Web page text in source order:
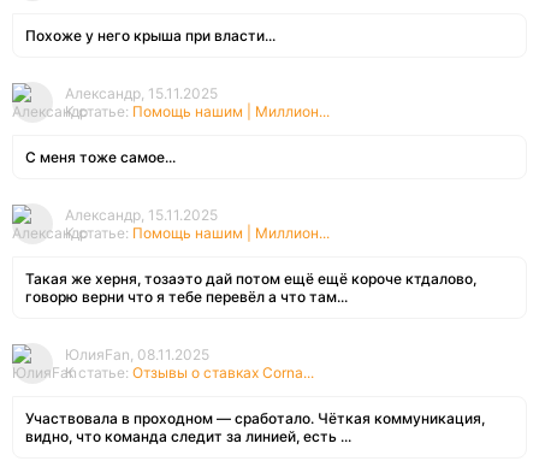
Похоже у него крыша при власти...
Александр, 15.11.2025
К статье: Помощь нашим | Миллион...
С меня тоже самое...
Александр, 15.11.2025
К статье: Помощь нашим | Миллион...
Такая же херня, тозаэто дай потом ещё ещё короче ктдалово,
говорю верни что я тебе перевёл а что там...
ЮлияFan, 08.11.2025
К статье: Отзывы о ставках Corna...
Участвовала в проходном — сработало. Чёткая коммуникация,
видно, что команда следит за линией, есть ...